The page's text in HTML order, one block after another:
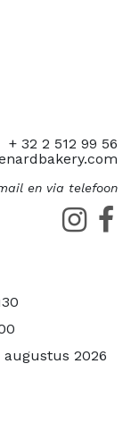
+ 32 2 512 99 56
en via telefoon
2026